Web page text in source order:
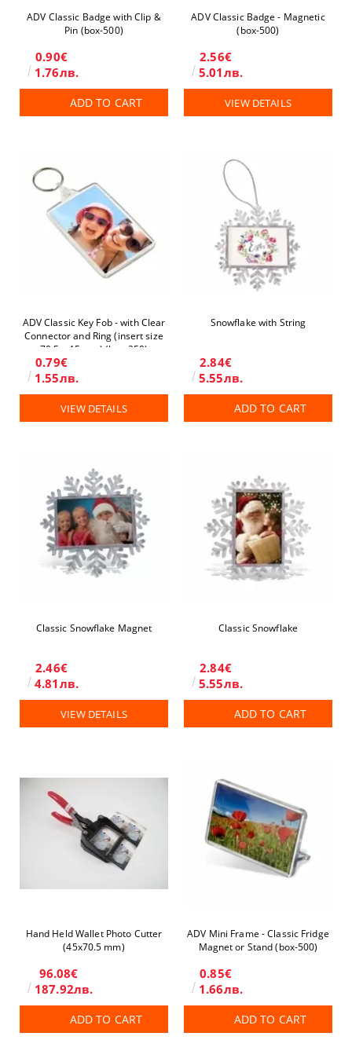
ADV Classic Badge with Clip &
Pin (box-500)
0.90€
1.76лв.
ADD TO CART
ADV Classic Badge - Magnetic
(box-500)
2.56€
5.01лв.
VIEW DETAILS
ADV Classic Key Fob - with Clear
Connector and Ring (insert size
70.5 x 45 mm) (box-250)
0.79€
1.55лв.
VIEW DETAILS
Snowflake with String
2.84€
5.55лв.
ADD TO CART
Classic Snowflake Magnet
2.46€
4.81лв.
VIEW DETAILS
Classic Snowflake
2.84€
5.55лв.
ADD TO CART
Hand Held Wallet Photo Cutter
(45x70.5 mm)
96.08€
187.92лв.
ADD TO CART
ADV Mini Frame - Classic Fridge
Magnet or Stand (box-500)
0.85€
1.66лв.
ADD TO CART